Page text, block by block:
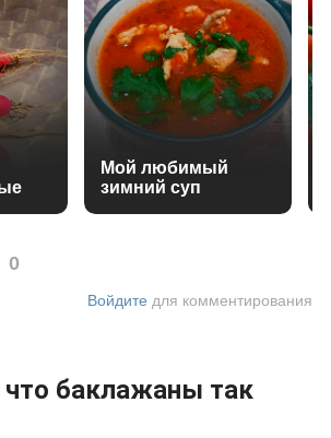
Мой любимый
зимний суп
0
Войдите для комментирования
баклажаны так